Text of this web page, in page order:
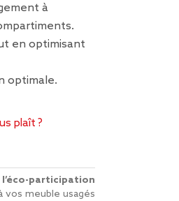
à
en optimisant
optimale.
plaît ?
l’éco-participation
meuble usagés